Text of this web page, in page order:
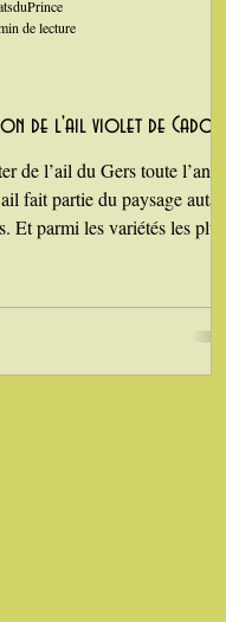
de l'ail violet de Cadours
de l’ail du Gers toute l’année
fait partie du paysage autant
Et parmi les variétés les plus
ses gousses parfumées et sa
en font un
la cuisine du Sud‑Ouest :
de lecture